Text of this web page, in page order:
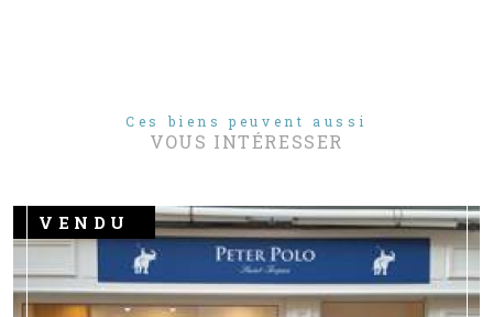
Ces biens peuvent aussi
VOUS INTÉRESSER
VENDU